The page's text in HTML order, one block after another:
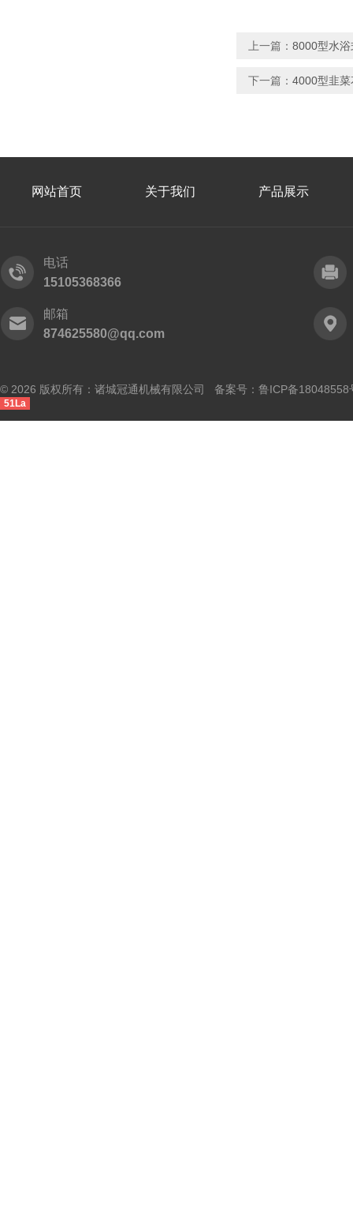
上一篇： 8000型水
下一篇： 4000型韭
网站首页 关于我们 产品展示
电话
15105368366
邮箱
874625580@qq.com
© 2026 版权所有：诸城冠通机械有限公司 备案号： 鲁ICP备18048558
51La